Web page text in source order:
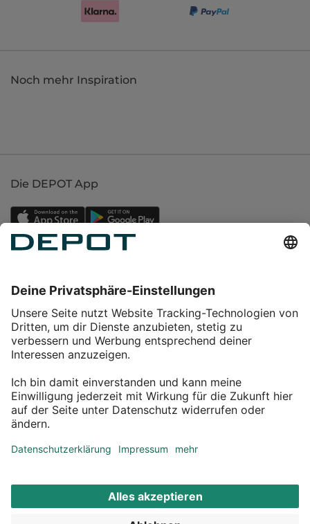
Noch mehr Inspiration
Die DEPOT App
Service
Über DEPOT
Kontakt
Aktionsbedingungen